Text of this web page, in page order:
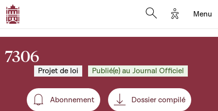
Options
Menu
7306
Projet de loi Publié(e) au Journal Officiel
Abonnement
Abonnement Dossier compilé